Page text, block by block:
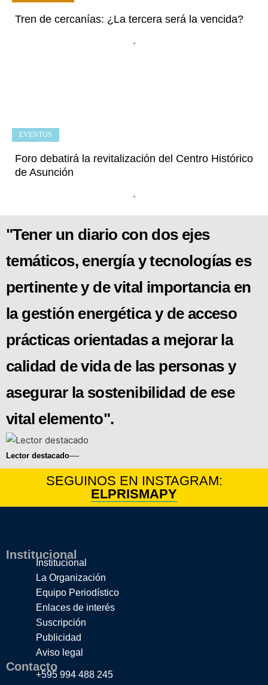
Tren de cercanías: ¿La tercera será la vencida?
•
Foro debatirá la revitalización del Centro Histórico
de Asunción
•
EVENTOS
"Tener un diario con dos ejes
temáticos, energía y tecnologías es
pertinente y de vital importancia en
la gestión energética y de acceso
prácticas orientadas a mejorar la
calidad de vida de las personas y
asegurar la sostenibilidad de ese
vital elemento".
Lector destacado----
SEGUINOS EN INSTAGRAM:
ELPRISMAPY
Institucional
Institucional
La Organización
Equipo Periodístico
Enlaces de interés
Suscripción
Publicidad
Aviso legal
Contacto
+595 994 488 245